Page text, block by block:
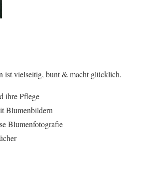
ist vielseitig, bunt & macht glücklich.
ihre Pflege
Blumenbildern
Blumenfotografie